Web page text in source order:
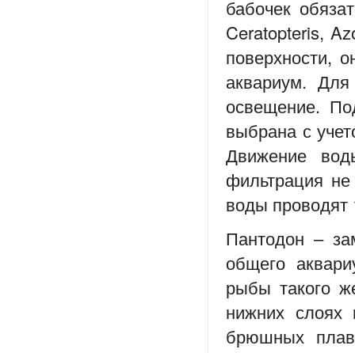
бабочек
Ceratopteris,
поверхности,
аквариум. Для
освещение.
выбрана с
Движение
фильтрация
воды
Пантодон –
общего
рыбы такого
нижних
брюшных